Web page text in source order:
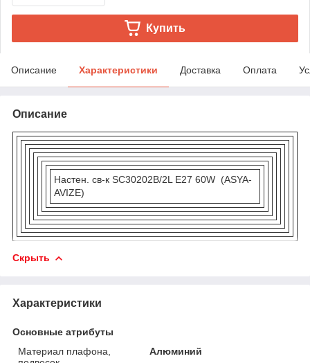
Купить
Описание Характеристики Доставка Оплата
Описание
Настен. св-к SC30202B/2L E27 60W (ASYA-
AVIZE)
Скрыть
Характеристики
Основные атрибуты
Материал плафона,
Алюминий